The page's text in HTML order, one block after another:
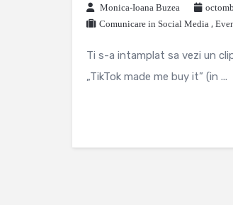
Monica-Ioana Buzea
Comunicare in Social Media ,
Ti s-a intamplat sa vezi un
„TikTok made me buy it” (in ...